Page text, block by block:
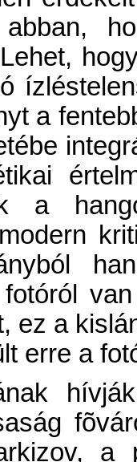
abban,
a
a
ez a
erre a
a